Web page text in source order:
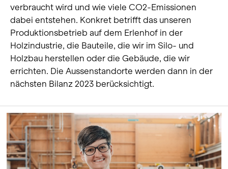
verbraucht wird und wie viele CO2-Emissionen
dabei entstehen. Konkret betrifft das unseren
Produktionsbetrieb auf dem Erlenhof in der
Holzindustrie, die Bauteile, die wir im Silo- und
Holzbau herstellen oder die Gebäude, die wir
errichten. Die Aussenstandorte werden dann in der
nächsten Bilanz 2023 berücksichtigt.